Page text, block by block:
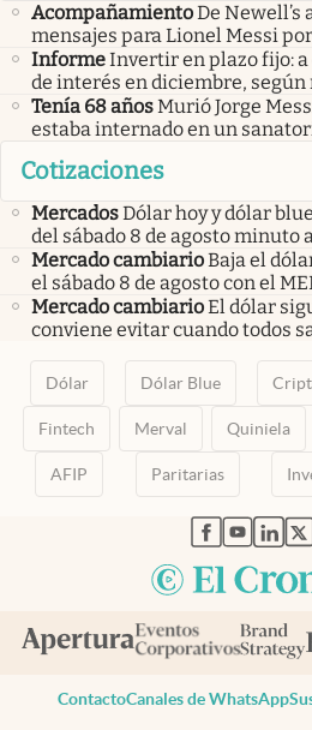
AcompañamientoDe Newell’s
mensajes para Lionel Messi
InformeInvertir en plazo fijo:
de interés en diciembre, según
Tenía 68 añosMurió Jorge
estaba internado en un
Cotizaciones
MercadosDólar hoy y dólar
del sábado 8 de agosto minuto
Mercado cambiarioBaja el
el sábado 8 de agosto con el
Mercado cambiarioEl dólar
conviene evitar cuando todos
Dólar Dólar Blue
Fintech Merval Quiniela
AFIP Paritarias
abre en
abre
ContactoCanales de WhatsApp